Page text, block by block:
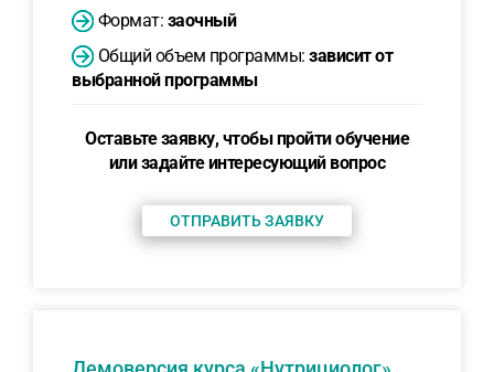
Формат: заочный
Общий объем программы: зависит от
выбранной программы
Оставьте заявку, чтобы пройти обучение
или задайте интересующий вопрос
ОТПРАВИТЬ ЗАЯВКУ